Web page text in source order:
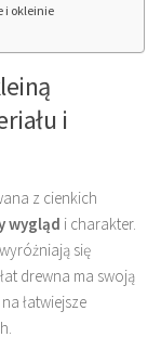
i okleinie
i
z cienkich
wygląd i charakter.
się
drewna ma swoją
łatwiejsze